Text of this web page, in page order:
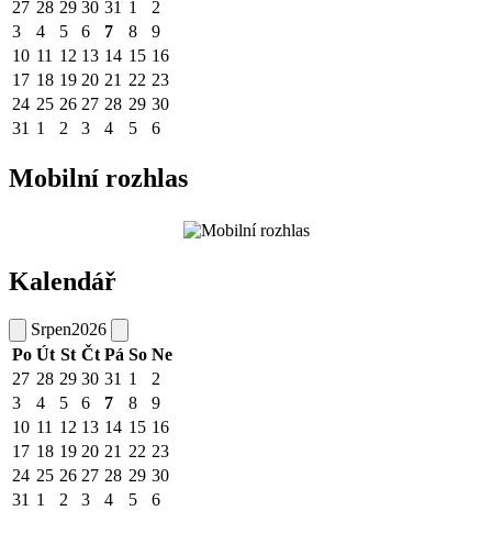
27 28 29 30 31 1
2
3
4 5 6 7 8
9
10 11 12 13 14 15 16
17 18 19 20 21 22 23
24 25 26 27 28 29 30
31 1 2 3 4 5 6
Mobilní rozhlas
Kalendář
Srpen2026
Po Út St Čt Pá So Ne
27 28 29 30 31 1
2
3
4 5 6 7 8
9
10 11 12 13 14 15 16
17 18 19 20 21 22 23
24 25 26 27 28 29 30
31 1 2 3 4 5 6